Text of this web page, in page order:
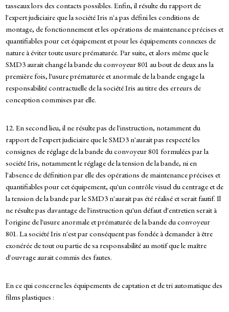
tasseaux lors des contacts possibles. Enfin, il résulte du rapport de
l'expert judiciaire que la société Iris n'a pas défini les conditions de
montage, de fonctionnement et les opérations de maintenance précises et
quantifiables pour cet équipement et pour les équipements connexes de
nature à éviter toute usure prématurée. Par suite, et alors même que le
SMD3 aurait changé la bande du convoyeur 801 au bout de deux ans la
première fois, l'usure prématurée et anormale de la bande engage la
responsabilité contractuelle de la société Iris au titre des erreurs de
conception commises par elle.
12. En second lieu, il ne résulte pas de l'instruction, notamment du
rapport de l'expert judiciaire que le SMD3 n'aurait pas respecté les
consignes de réglage de la bande du convoyeur 801 formulées par la
société Iris, notamment le réglage de la tension de la bande, ni en
l'absence de définition par elle des opérations de maintenance précises et
quantifiables pour cet équipement, qu'un contrôle visuel du centrage et de
la tension de la bande par le SMD3 n'aurait pas été réalisé et serait fautif. Il
ne résulte pas davantage de l'instruction qu'un défaut d'entretien serait à
l'origine de l'usure anormale et prématurée de la bande du convoyeur
801. La société Iris n'est par conséquent pas fondée à demander à être
exonérée de tout ou partie de sa responsabilité au motif que le maître
d'ouvrage aurait commis des fautes.
En ce qui concerne les équipements de captation et de tri automatique des
films plastiques :